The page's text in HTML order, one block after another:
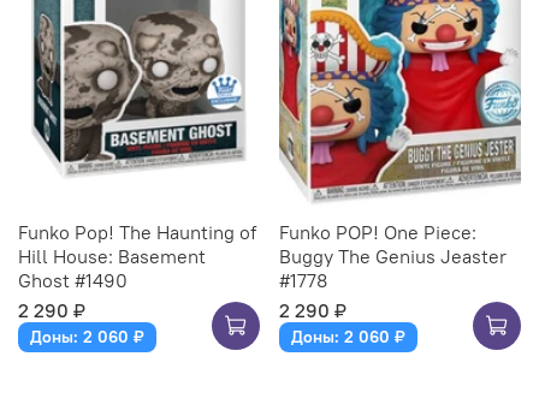
Funko Pop! The Haunting of
Hill House: Basement
Ghost #1490
2 290 ₽
Доны: 2 060 ₽
Funko POP! One Piece:
Buggy The Genius Jeaster
#1778
2 290 ₽
Доны: 2 060 ₽